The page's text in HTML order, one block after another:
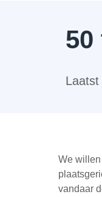
Laatst
We
vandaar